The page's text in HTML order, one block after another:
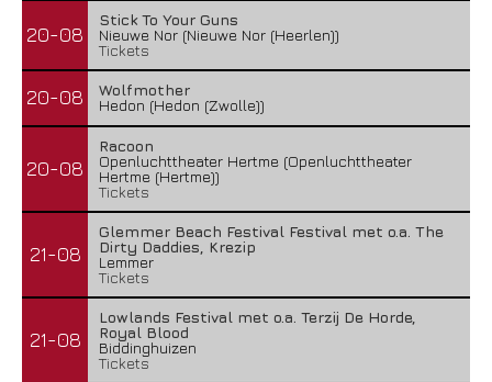
20-08
Stick To Your Guns
Nieuwe Nor (Nieuwe Nor (Heerlen))
Tickets
20-08
Wolfmother
Hedon (Hedon (Zwolle))
20-08
Racoon
Openluchttheater Hertme (Openluchttheater
Hertme (Hertme))
Tickets
21-08
Glemmer Beach Festival Festival met o.a. The
Dirty Daddies, Krezip
Lemmer
Tickets
21-08
Lowlands Festival met o.a. Terzij De Horde,
Royal Blood
Biddinghuizen
Tickets